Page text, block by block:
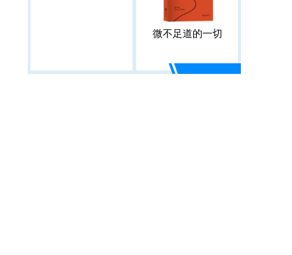
微不足道的一切